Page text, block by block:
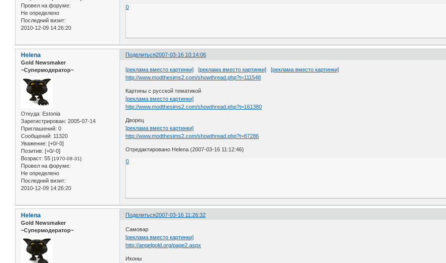
Провел на форуме:
Не определено
Последний визит:
2010-12-09 14:26:20
0
Поделиться2007-03-16 10:14:06
Helena
Gold Newsmaker
~Супермодератор~
Откуда: Estonia
Зарегистрирован: 2005-07-14
Приглашений: 0
Сообщений: 11320
Уважение: [+0/-0]
Позитив: [+0/-0]
Возраст: 55 [1970-08-31]
Провел на форуме:
Не определено
Последний визит:
2010-12-09 14:26:20
[реклама вместо картинки] [реклама вместо картинки]
[реклама вместо картинки]
http://www.modthesims2.com/showthread.php?t=111548
Картины с русской тематикой
[реклама вместо картинки]
http://www.modthesims2.com/showthread.php?t=161380
Дворец
[реклама вместо картинки]
http://www.modthesims2.com/showthread.php?t=87286
Отредактировано Helena (2007-03-16 11:12:46)
0
Поделиться2007-03-16 11:26:32
Helena
Gold Newsmaker
~Супермодератор~
Самовар
[реклама вместо картинки]
http://angelgold.org/page2.aspx
Иконы